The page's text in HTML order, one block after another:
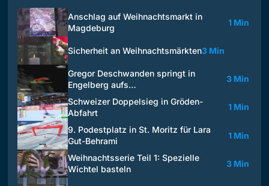
Anschlag auf Weihnachtsmarkt in
Magdeburg
1 Min
Sicherheit an Weihnachtsmärkten3 Min
Gregor Deschwanden springt in
Engelberg aufs…
3 Min
Schweizer Doppelsieg in Gröden-
Abfahrt
1 Min
9. Podestplatz in St. Moritz für Lara
Gut-Behrami
1 Min
Weihnachtsserie Teil 1: Spezielle
Wichtel basteln
3 Min